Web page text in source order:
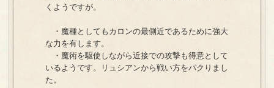
くようですが。
・魔種としてもカロンの最側近であるために強大
な力を有します。
・魔術を駆使しながら近接での攻撃も得意として
いるようです。リュシアンから戦い方をパクりまし
た。